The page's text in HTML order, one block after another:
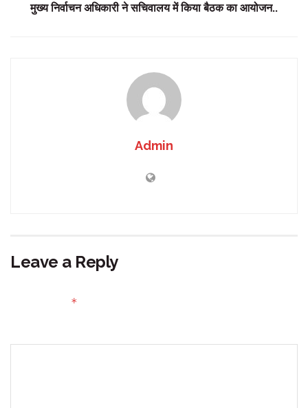
मुख्य निर्वाचन अधिकारी ने सचिवालय में किया बैठक का आयोजन..
Admin
Leave a Reply
*